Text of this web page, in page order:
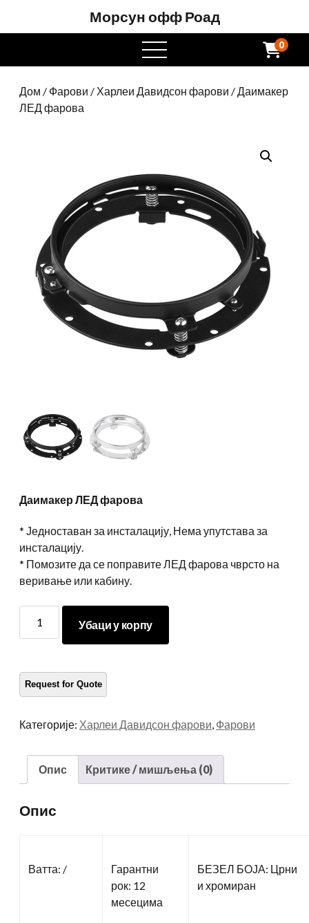
Морсун офф Роад
отворен
мени
0
Дом / Фарови / Харлеи Давидсон фарови / Даимакер
ЛЕД фарова
Даимакер ЛЕД фарова
* Једноставан за инсталацију, Нема упутстава за
инсталацију.
* Помозите да се поправите ЛЕД фарова чврсто на
веривање или кабину.
ЛЕД
Убаци у корпу
Категорије: Харлеи Давидсон фарови Фарови
Опис Критике / мишљења (0)
Опис
Ватта: /
Гарантни
рок: 12
месецима
БЕЗЕЛ БОЈА: Црни
и хромиран